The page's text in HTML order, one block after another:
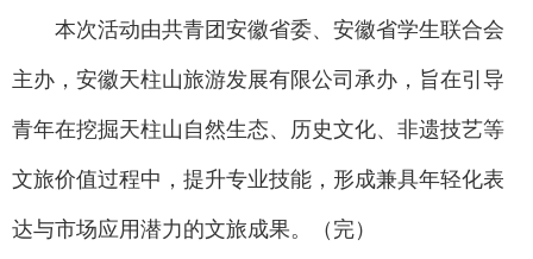
本次活动由共青团安徽省委、安徽省学生联合会
主办，安徽天柱山旅游发展有限公司承办，旨在引导
青年在挖掘天柱山自然生态、历史文化、非遗技艺等
文旅价值过程中，提升专业技能，形成兼具年轻化表
达与市场应用潜力的文旅成果。（完）